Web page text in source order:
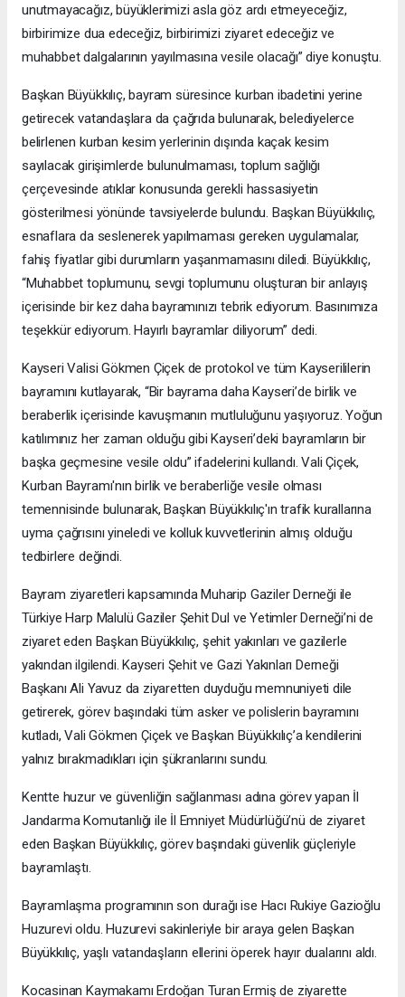
unutmayacağız, büyüklerimizi asla göz ardı etmeyeceğiz,
birbirimize dua edeceğiz, birbirimizi ziyaret edeceğiz ve
muhabbet dalgalarının yayılmasına vesile olacağı” diye konuştu.
Başkan Büyükkılıç, bayram süresince kurban ibadetini yerine
getirecek vatandaşlara da çağrıda bulunarak, belediyelerce
belirlenen kurban kesim yerlerinin dışında kaçak kesim
sayılacak girişimlerde bulunulmaması, toplum sağlığı
çerçevesinde atıklar konusunda gerekli hassasiyetin
gösterilmesi yönünde tavsiyelerde bulundu. Başkan Büyükkılıç,
esnaflara da seslenerek yapılmaması gereken uygulamalar,
fahiş fiyatlar gibi durumların yaşanmamasını diledi. Büyükkılıç,
“Muhabbet toplumunu, sevgi toplumunu oluşturan bir anlayış
içerisinde bir kez daha bayramınızı tebrik ediyorum. Basınımıza
teşekkür ediyorum. Hayırlı bayramlar diliyorum” dedi.
Kayseri Valisi Gökmen Çiçek de protokol ve tüm Kayserililerin
bayramını kutlayarak, “Bir bayrama daha Kayseri’de birlik ve
beraberlik içerisinde kavuşmanın mutluluğunu yaşıyoruz. Yoğun
katılımınız her zaman olduğu gibi Kayseri’deki bayramların bir
başka geçmesine vesile oldu” ifadelerini kullandı. Vali Çiçek,
Kurban Bayramı'nın birlik ve beraberliğe vesile olması
temennisinde bulunarak, Başkan Büyükkılıç'ın trafik kurallarına
uyma çağrısını yineledi ve kolluk kuvvetlerinin almış olduğu
tedbirlere değindi.
Bayram ziyaretleri kapsamında Muharip Gaziler Derneği ile
Türkiye Harp Malulü Gaziler Şehit Dul ve Yetimler Derneği’ni de
ziyaret eden Başkan Büyükkılıç, şehit yakınları ve gazilerle
yakından ilgilendi. Kayseri Şehit ve Gazi Yakınları Derneği
Başkanı Ali Yavuz da ziyaretten duyduğu memnuniyeti dile
getirerek, görev başındaki tüm asker ve polislerin bayramını
kutladı, Vali Gökmen Çiçek ve Başkan Büyükkılıç’a kendilerini
yalnız bırakmadıkları için şükranlarını sundu.
Kentte huzur ve güvenliğin sağlanması adına görev yapan İl
Jandarma Komutanlığı ile İl Emniyet Müdürlüğü’nü de ziyaret
eden Başkan Büyükkılıç, görev başındaki güvenlik güçleriyle
bayramlaştı.
Bayramlaşma programının son durağı ise Hacı Rukiye Gazioğlu
Huzurevi oldu. Huzurevi sakinleriyle bir araya gelen Başkan
Büyükkılıç, yaşlı vatandaşların ellerini öperek hayır dualarını aldı.
Kocasinan Kaymakamı Erdoğan Turan Ermiş de ziyarette